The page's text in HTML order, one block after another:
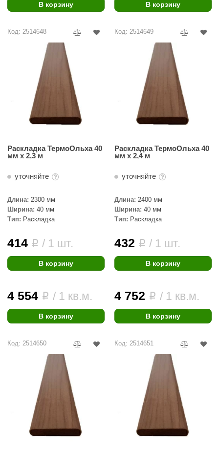
В корзину В корзину
Код: 2514648
Раскладка ТермоОльха 40
мм х 2,3 м
уточняйте
Длина: 2300 мм
Ширина: 40 мм
Тип: Раскладка
414 i / 1 шт.
В корзину
4 554 i / 1 кв.м.
В корзину
Код: 2514649
Раскладка ТермоОльха 40
мм х 2,4 м
уточняйте
Длина: 2400 мм
Ширина: 40 мм
Тип: Раскладка
432 i / 1 шт.
В корзину
4 752 i / 1 кв.м.
В корзину
Код: 2514650 Код: 2514651